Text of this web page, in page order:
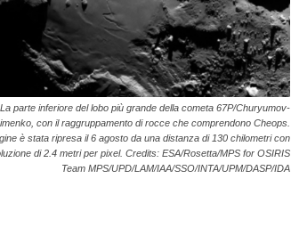
La parte inferiore del lobo più grande della cometa 67P/Churyumov-
con il raggruppamento di rocce che comprendono Cheops.
è stata ripresa il 6 agosto da una distanza di 130 chilometri con
di 2.4 metri per pixel. Credits: ESA/Rosetta/MPS for OSIRIS
Team MPS/UPD/LAM/IAA/SSO/INTA/UPM/DASP/IDA